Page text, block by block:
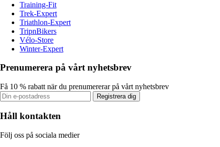
Training-Fit
Trek-Expert
Triathlon-Expert
TripnBikers
Vélo-Store
Winter-Expert
Prenumerera på vårt nyhetsbrev
Få 10 % rabatt när du prenumererar på vårt nyhetsbrev
Registrera dig
Håll kontakten
Följ oss på sociala medier